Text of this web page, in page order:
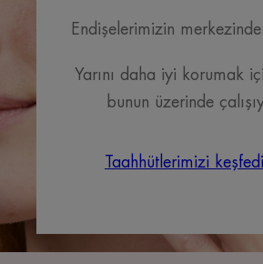
Endişelerimizin
Yarını daha iyi korumak
bunun üzerinde
Taahhütlerimizi